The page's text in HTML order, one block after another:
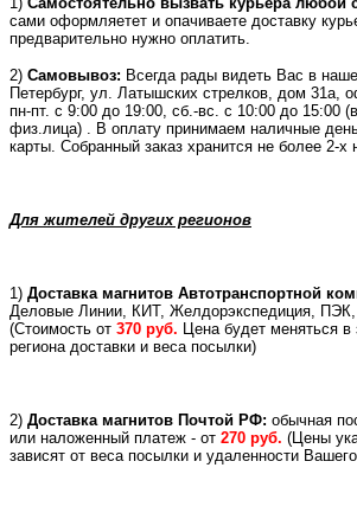
сами оформляетет и опачиваете доставку
предварительно нужно оплатить.
2) Самовывоз: Всегда рады видеть Вас в
Петербург, ул. Латышских стрелков, дом 31а,
пн-пт. с 9:00 до 19:00, сб.-вс. с 10:00 до 15:00
физ.лица) . В оплату принимаем наличные
карты. Собранный заказ хранится не более 2-х
Для жителей других регионов
1) Доставка магнитов Автотранспортной
Деловые Линии, КИТ, Желдорэкспедиция,
(Стоимость от 370 руб. Цена будет меняться в
региона доставки и веса посылки)
2) Доставка магнитов Почтой РФ: обычная
или наложенный платеж - от 270 руб. (Цены
зависят от веса посылки и удаленности